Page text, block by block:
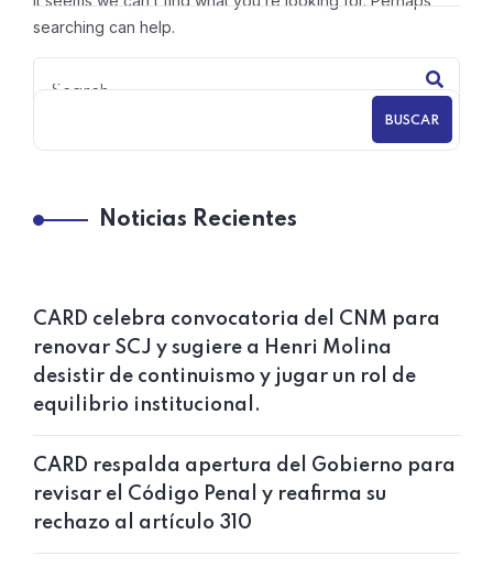
searching can help.
BUSCAR
Noticias Recientes
CARD celebra convocatoria del CNM para
renovar SCJ y sugiere a Henri Molina
desistir de continuismo y jugar un rol de
equilibrio institucional.
CARD respalda apertura del Gobierno para
revisar el Código Penal y reafirma su
rechazo al artículo 310